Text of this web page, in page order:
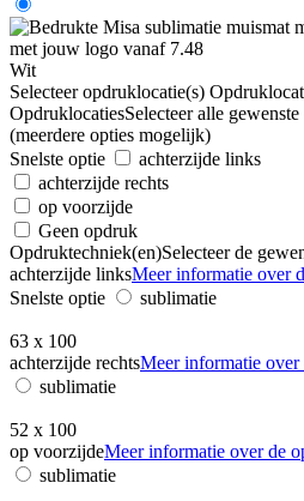
Wit
Selecteer opdruklocatie(s)
OpdruklocatiesSelecteer alle
(meerdere opties mogelijk)
Snelste optie
achterzijde links
achterzijde rechts
op voorzijde
Geen opdruk
Opdruktechniek(en)Selecteer de
achterzijde linksMeer informatie over
Snelste optie
sublimatie
63 x 100
achterzijde rechtsMeer informatie over
sublimatie
52 x 100
op voorzijdeMeer informatie over de
sublimatie